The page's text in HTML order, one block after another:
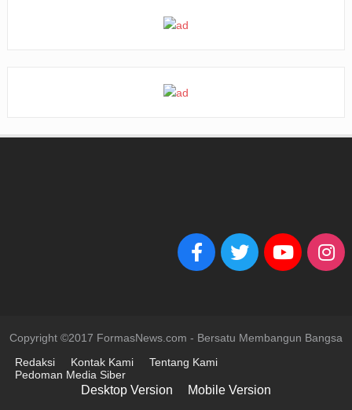
Copyright ©2017 FormasNews.com - Bersatu Membangun Bangsa
Redaksi
Kontak Kami
Tentang Kami
Pedoman Media Siber
Desktop Version Mobile Version